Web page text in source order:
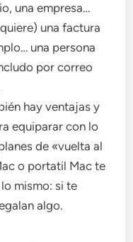
una empresa…
una factura
una persona
por correo
hay ventajas y
equiparar con lo
de «vuelta al
o portatil Mac te
mismo: si te
algo.